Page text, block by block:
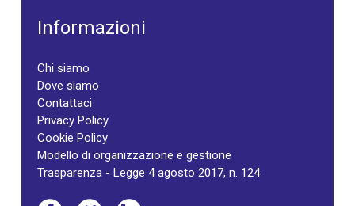
Informazioni
Chi siamo
Dove siamo
Contattaci
Privacy Policy
Cookie Policy
Modello di organizzazione e gestione
Trasparenza - Legge 4 agosto 2017, n. 124